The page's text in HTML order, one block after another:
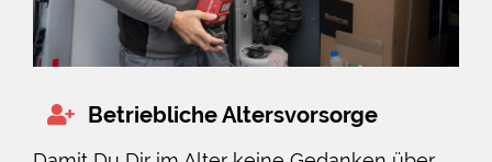
Betriebliche Altersvorsorge